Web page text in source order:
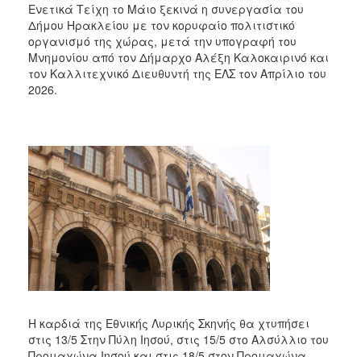
Ενετικά Τείχη το Μάιο ξεκινά η συνεργασία του
Δήμου Ηρακλείου με τον κορυφαίο πολιτιστικό
οργανισμό της χώρας, μετά την υπογραφή του
Μνημονίου από τον Δήμαρχο Αλέξη Καλοκαιρινό και
τον Καλλιτεχνικό Διευθυντή της ΕΛΣ τον Απρίλιο του
2026.
Η καρδιά της Εθνικής Λυρικής Σκηνής θα χτυπήσει
στις 13/5 Στην Πύλη Ιησού, στις 15/5 στο Αλσύλλιο του